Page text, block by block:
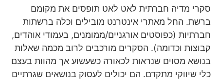
סקרי מדיה חברתית לאט לאט תופסים את מקומם
ברשת. החל מאתרי אינטרנט מובילים וכלה ברשתות
חברתיות (כפוסטים אורגניים/ממומנים, בעמודי אוהדים,
קבוצות וכדומה). הסקרים מורכבים לרוב מכמה שאלות
בנושא מסוים שנראות לכאורה כשעשוע אך מהוות בעצם
כלי שיווקי מתקדם. הם יכולים לעסוק בנושאים שגרתיים